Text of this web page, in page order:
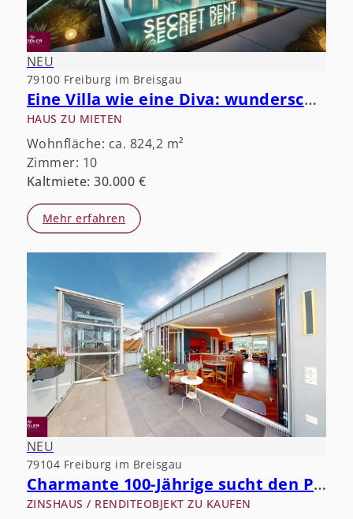
NEU
79100 Freiburg im Breisgau
Eine Villa wie eine Diva: wunderschön, aber öffentlichkeitsscheu.
HAUS ZU MIETEN
Wohnfläche: ca. 824,2 m²
Zimmer: 10
Kaltmiete: 30.000 €
Mehr erfahren
NEU
79104 Freiburg im Breisgau
Charmante 100-Jährige sucht den Partner fürs Leben.
ZINSHAUS / RENDITEOBJEKT ZU KAUFEN